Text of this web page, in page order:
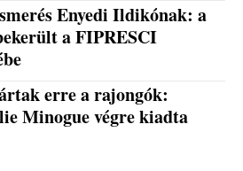
Enyedi Ildikónak: a
a FIPRESCI
erre a rajongók:
Minogue végre kiadta